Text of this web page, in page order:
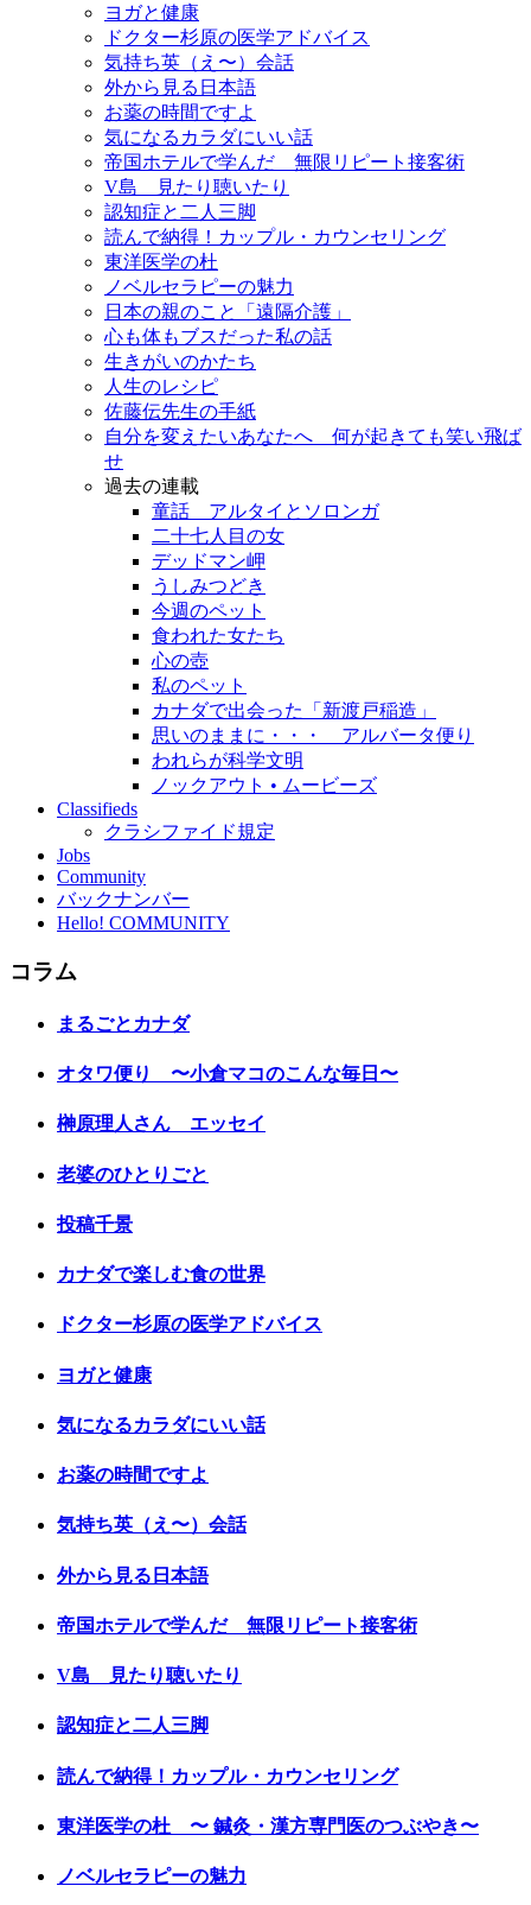
ヨガと健康
ドクター杉原の医学アドバイス
気持ち英（え〜）会話
外から見る日本語
お薬の時間ですよ
気になるカラダにいい話
帝国ホテルで学んだ 無限リピート接客術
V島 見たり聴いたり
認知症と二人三脚
読んで納得！カップル・カウンセリング
東洋医学の杜
ノベルセラピーの魅力
日本の親のこと「遠隔介護」
心も体もブスだった私の話
生きがいのかたち
人生のレシピ
佐藤伝先生の手紙
自分を変えたいあなたへ 何が起きても笑い飛ば
せ
過去の連載
童話 アルタイとソロンガ
二十七人目の女
デッドマン岬
うしみつどき
今週のペット
食われた女たち
心の壺
私のペット
カナダで出会った「新渡戸稲造」
思いのままに・・・ アルバータ便り
われらが科学文明
ノックアウト • ムービーズ
Classifieds
クラシファイド規定
Jobs
Community
バックナンバー
Hello! COMMUNITY
コラム
まるごとカナダ
オタワ便り 〜小倉マコのこんな毎日〜
榊原理人さん エッセイ
老婆のひとりごと
投稿千景
カナダで楽しむ食の世界
ドクター杉原の医学アドバイス
ヨガと健康
気になるカラダにいい話
お薬の時間ですよ
気持ち英（え〜）会話
外から見る日本語
帝国ホテルで学んだ 無限リピート接客術
V島 見たり聴いたり
認知症と二人三脚
読んで納得！カップル・カウンセリング
東洋医学の杜 〜 鍼灸・漢方専門医のつぶやき〜
ノベルセラピーの魅力